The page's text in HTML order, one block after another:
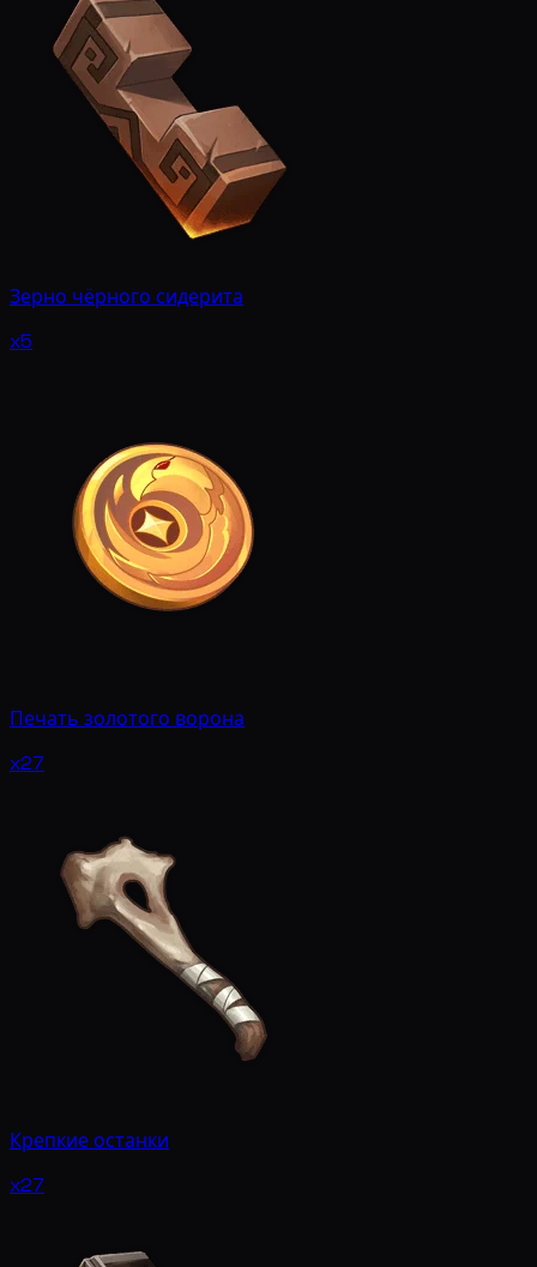
Зерно чёрного сидерита
x5
Печать золотого ворона
x27
Крепкие останки
x27